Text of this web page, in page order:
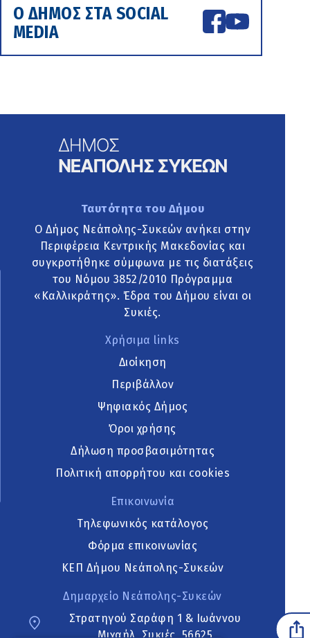
Ο ΔΗΜΟΣ ΣΤΑ SOCIAL
MEDIA
Ταυτότητα του Δήμου
Ο Δήμος Νεάπολης-Συκεών ανήκει στην
Περιφέρεια Κεντρικής Μακεδονίας και
συγκροτήθηκε σύμφωνα με τις διατάξεις
του Νόμου 3852/2010 Πρόγραμμα
«Καλλικράτης». Έδρα του Δήμου είναι οι
Συκιές.
Χρήσιμα links
Διοίκηση
Περιβάλλον
Ψηφιακός Δήμος
Όροι χρήσης
Δήλωση προσβασιμότητας
Πολιτική απορρήτου και cookies
Επικοινωνία
Τηλεφωνικός κατάλογος
Φόρμα επικοινωνίας
ΚΕΠ Δήμου Νεάπολης-Συκεών
Δημαρχείο Νεάπολης-Συκεών
Στρατηγού Σαράφη 1 & Ιωάννου
Μιχαήλ, Συκιές, 56625